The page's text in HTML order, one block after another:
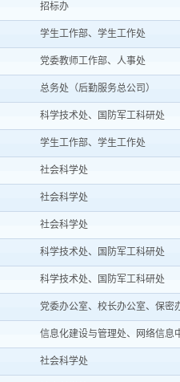
招标办
学生工作部、学生工作处
党委教师工作部、人事处
总务处（后勤服务总公司）
科学技术处、国防军工科研处
学生工作部、学生工作处
社会科学处
社会科学处
社会科学处
科学技术处、国防军工科研处
科学技术处、国防军工科研处
党委办公室、校长办公室、保密
信息化建设与管理处、网络信息
社会科学处